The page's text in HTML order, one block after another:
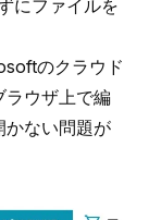
にファイルを
のクラウド
ラウザ上で編
かない問題が